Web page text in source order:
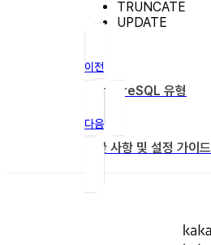
TRUNCATE
UPDATE
이전
PostgreSQL 유형
다음
제한 사항 및 설정 가이드